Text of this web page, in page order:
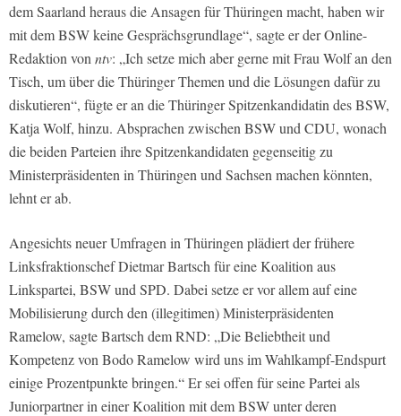
dem Saarland heraus die Ansagen für Thüringen macht, haben wir
mit dem BSW keine Gesprächsgrundlage“, sagte er der Online-
Redaktion von ntv: „Ich setze mich aber gerne mit Frau Wolf an den
Tisch, um über die Thüringer Themen und die Lösungen dafür zu
diskutieren“, fügte er an die Thüringer Spitzenkandidatin des BSW,
Katja Wolf, hinzu. Absprachen zwischen BSW und CDU, wonach
die beiden Parteien ihre Spitzenkandidaten gegenseitig zu
Ministerpräsidenten in Thüringen und Sachsen machen könnten,
lehnt er ab.
Angesichts neuer Umfragen in Thüringen plädiert der frühere
Linksfraktionschef Dietmar Bartsch für eine Koalition aus
Linkspartei, BSW und SPD. Dabei setze er vor allem auf eine
Mobilisierung durch den (illegitimen) Ministerpräsidenten
Ramelow, sagte Bartsch dem RND: „Die Beliebtheit und
Kompetenz von Bodo Ramelow wird uns im Wahlkampf-Endspurt
einige Prozentpunkte bringen.“ Er sei offen für seine Partei als
Juniorpartner in einer Koalition mit dem BSW unter deren